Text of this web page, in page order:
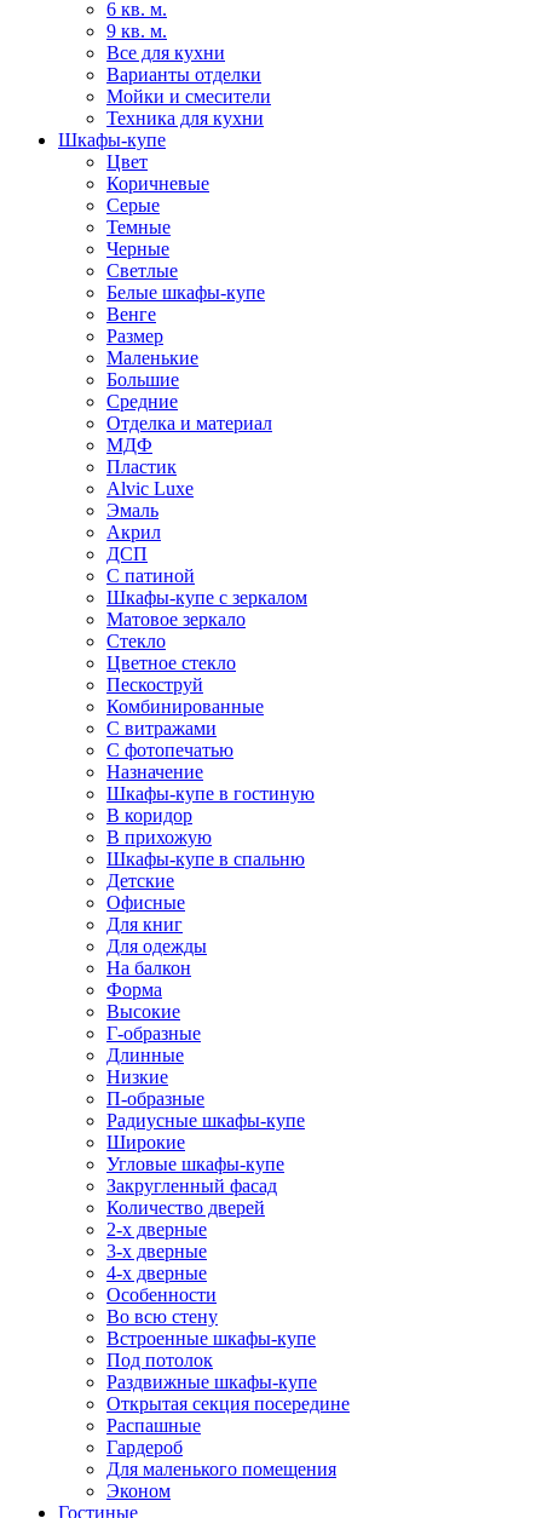
6 кв. м.
9 кв. м.
Все для кухни
Варианты отделки
Мойки и смесители
Техника для кухни
Шкафы-купе
Цвет
Коричневые
Серые
Темные
Черные
Светлые
Белые шкафы-купе
Венге
Размер
Маленькие
Большие
Средние
Отделка и материал
МДФ
Пластик
Alvic Luxe
Эмаль
Акрил
ДСП
С патиной
Шкафы-купе с зеркалом
Матовое зеркало
Стекло
Цветное стекло
Пескоструй
Комбинированные
С витражами
С фотопечатью
Назначение
Шкафы-купе в гостиную
В коридор
В прихожую
Шкафы-купе в спальню
Детские
Офисные
Для книг
Для одежды
На балкон
Форма
Высокие
Г-образные
Длинные
Низкие
П-образные
Радиусные шкафы-купе
Широкие
Угловые шкафы-купе
Закругленный фасад
Количество дверей
2-х дверные
3-х дверные
4-х дверные
Особенности
Во всю стену
Встроенные шкафы-купе
Под потолок
Раздвижные шкафы-купе
Открытая секция посередине
Распашные
Гардероб
Для маленького помещения
Эконом
Гостиные